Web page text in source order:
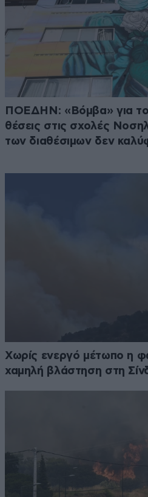
ΠΟΕΔΗΝ: «Βόμβα» για το
θέσεις στις σχολές
των διαθέσιμων δεν
Χωρίς ενεργό μέτωπο η
χαμηλή βλάστηση στη